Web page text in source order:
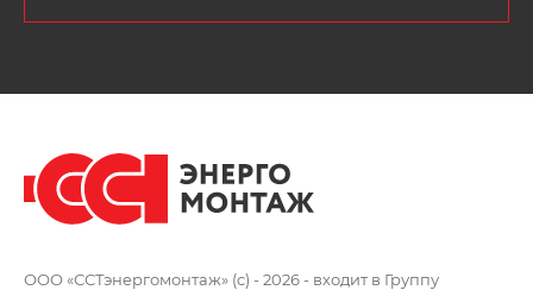
ООО «ССТэнергомонтаж» (c) - 2026 - входит в Группу